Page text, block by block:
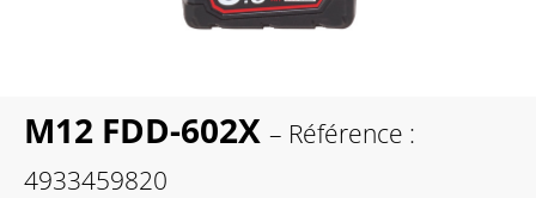
M12 FDD-602X – Référence :
4933459820